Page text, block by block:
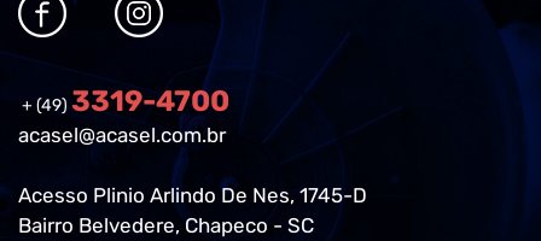
+ (49) 3319-4700
acasel@acasel.com.br
Acesso Plinio Arlindo De Nes, 1745-D
Bairro Belvedere, Chapeco - SC